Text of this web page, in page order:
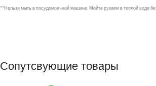
**Нельзя мыть в посудомоечной машине. Мойте руками в теплой воде
Сопутсвующие товары